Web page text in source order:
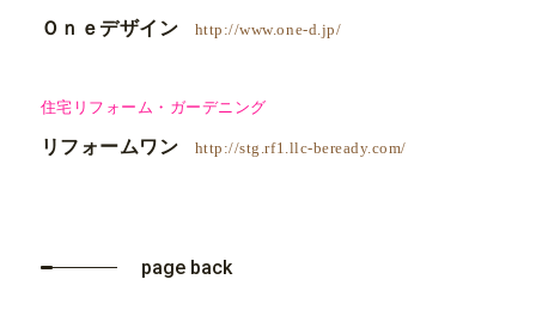
Ｏｎｅデザイン http://www.one-d.jp/
住宅リフォーム・ガーデニング
リフォームワン http://stg.rf1.llc-beready.com/
page back